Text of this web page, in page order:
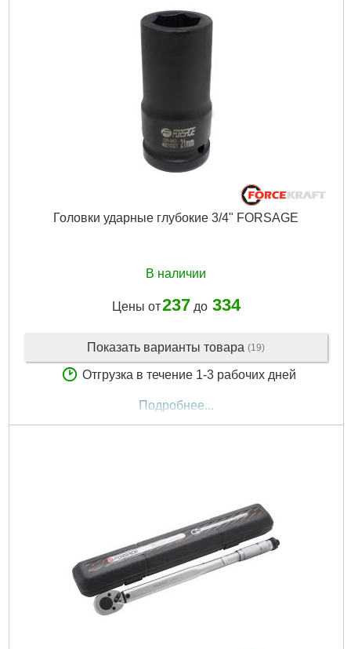
Головки ударные глубокие 3/4" FORSAGE
В наличии
Цены от237 до 334
Показать варианты товара (19)
Отгрузка в течение 1-3 рабочих дней
Подробнее...